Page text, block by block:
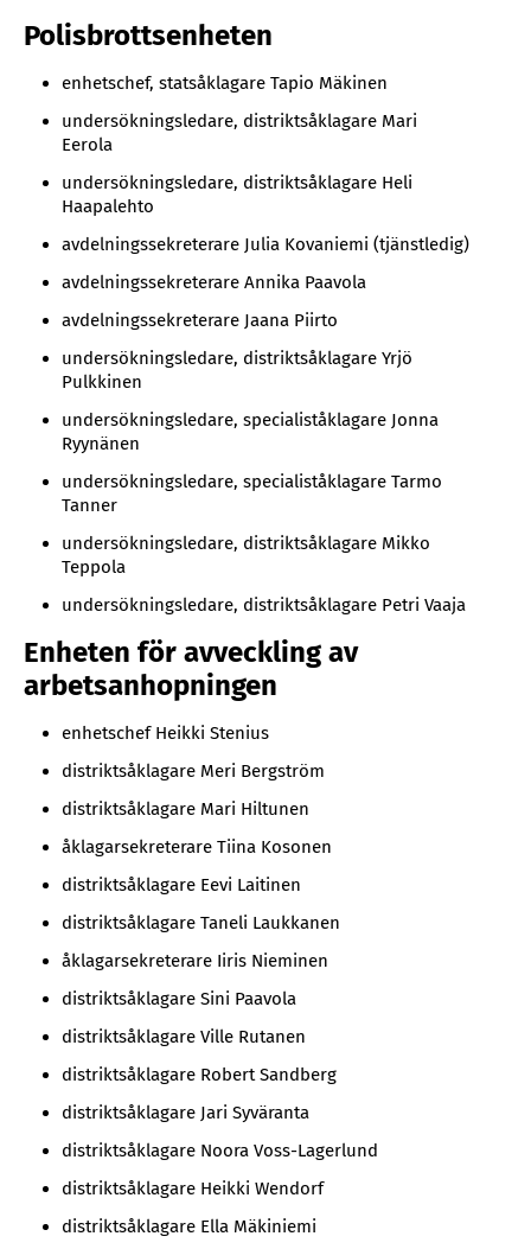
Polisbrottsenheten
enhetschef, statsåklagare Tapio Mäkinen
undersökningsledare, distriktsåklagare Mari
Eerola
undersökningsledare, distriktsåklagare Heli
Haapalehto
avdelningssekreterare Julia Kovaniemi (tjänstledig)
avdelningssekreterare Annika Paavola
avdelningssekreterare Jaana Piirto
undersökningsledare, distriktsåklagare Yrjö
Pulkkinen
undersökningsledare, specialiståklagare Jonna
Ryynänen
undersökningsledare, specialiståklagare Tarmo
Tanner
undersökningsledare, distriktsåklagare Mikko
Teppola
undersökningsledare, distriktsåklagare Petri Vaaja
Enheten för avveckling av
arbetsanhopningen
enhetschef Heikki Stenius
distriktsåklagare Meri Bergström
distriktsåklagare Mari Hiltunen
åklagarsekreterare Tiina Kosonen
distriktsåklagare Eevi Laitinen
distriktsåklagare Taneli Laukkanen
åklagarsekreterare Iiris Nieminen
distriktsåklagare Sini Paavola
distriktsåklagare Ville Rutanen
distriktsåklagare Robert Sandberg
distriktsåklagare Jari Syväranta
distriktsåklagare Noora Voss-Lagerlund
distriktsåklagare Heikki Wendorf
distriktsåklagare Ella Mäkiniemi